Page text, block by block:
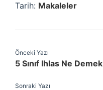
Tarih: Makaleler
Önceki Yazı
5 Sınıf Ihlas Ne Demek
Sonraki Yazı